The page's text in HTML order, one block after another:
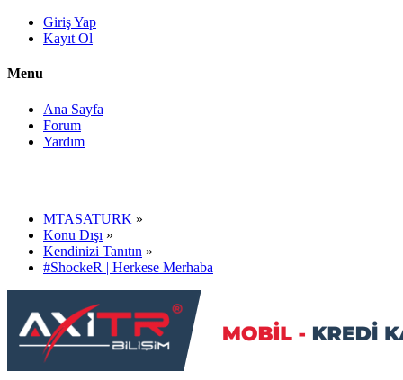
Giriş Yap
Kayıt Ol
Menu
Ana Sayfa
Forum
Yardım
MTASATURK »
Konu Dışı »
Kendinizi Tanıtın »
#ShockeR | Herkese Merhaba